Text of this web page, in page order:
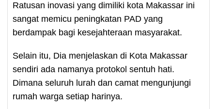
Ratusan inovasi yang dimiliki kota Makassar ini
sangat memicu peningkatan PAD yang
berdampak bagi kesejahteraan masyarakat.
Selain itu, Dia menjelaskan di Kota Makassar
sendiri ada namanya protokol sentuh hati.
Dimana seluruh lurah dan camat mengunjungi
rumah warga setiap harinya.